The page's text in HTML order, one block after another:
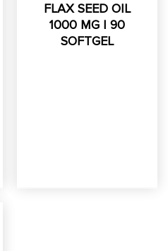
FLAX SEED OIL
1000 MG | 90
SOFTGEL